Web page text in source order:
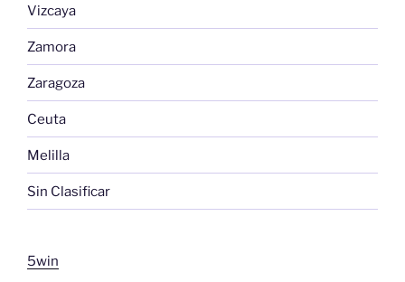
Vizcaya
Zamora
Zaragoza
Ceuta
Melilla
Sin Clasificar
5win